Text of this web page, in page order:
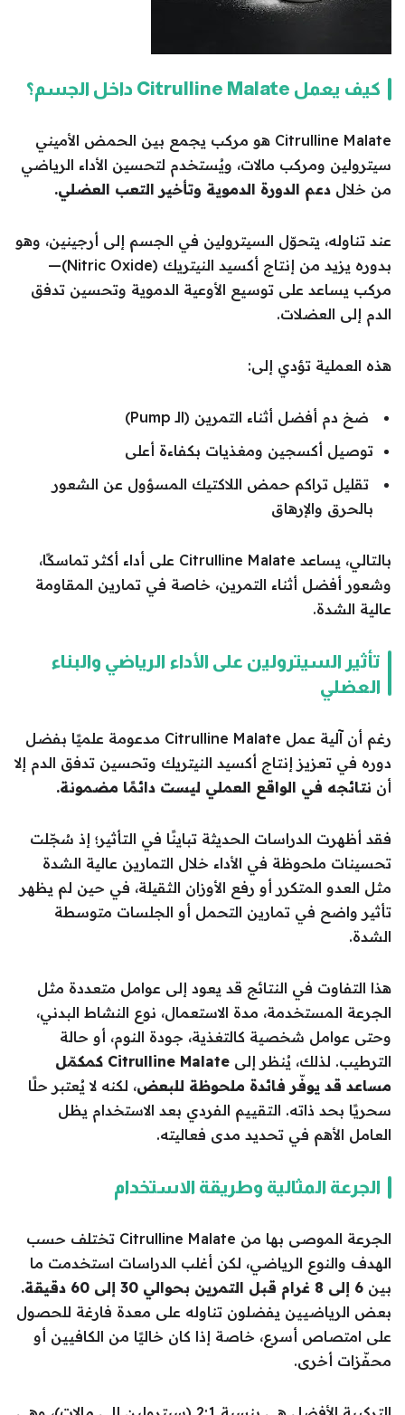
كيف يعمل Citrulline Malate داخل الجسم؟
Citrulline Malate هو مركب يجمع بين الحمض الأميني
سيترولين ومركب مالات، ويُستخدم لتحسين الأداء الرياضي
من خلال دعم الدورة الدموية وتأخير التعب العضلي.
عند تناوله، يتحوّل السيترولين في الجسم إلى أرجينين، وهو
بدوره يزيد من إنتاج أكسيد النيتريك (Nitric Oxide)—
مركب يساعد على توسيع الأوعية الدموية وتحسين تدفق
الدم إلى العضلات.
هذه العملية تؤدي إلى:
ضخ دم أفضل أثناء التمرين (الـ Pump)
توصيل أكسجين ومغذيات بكفاءة أعلى
تقليل تراكم حمض اللاكتيك المسؤول عن الشعور
بالحرق والإرهاق
بالتالي، يساعد Citrulline Malate على أداء أكثر تماسكًا،
وشعور أفضل أثناء التمرين، خاصة في تمارين المقاومة
عالية الشدة.
تأثير السيترولين على الأداء الرياضي والبناء
العضلي
رغم أن آلية عمل Citrulline Malate مدعومة علميًا بفضل
دوره في تعزيز إنتاج أكسيد النيتريك وتحسين تدفق الدم إلا
أن نتائجه في الواقع العملي ليست دائمًا مضمونة.
فقد أظهرت الدراسات الحديثة تباينًا في التأثير؛ إذ سُجّلت
تحسينات ملحوظة في الأداء خلال التمارين عالية الشدة
مثل العدو المتكرر أو رفع الأوزان الثقيلة، في حين لم يظهر
تأثير واضح في تمارين التحمل أو الجلسات متوسطة
الشدة.
هذا التفاوت في النتائج قد يعود إلى عوامل متعددة مثل
الجرعة المستخدمة، مدة الاستعمال، نوع النشاط البدني،
وحتى عوامل شخصية كالتغذية، جودة النوم، أو حالة
الترطيب. لذلك، يُنظر إلى
Citrulline Malate كمكمّل
مساعد قد يوفّر فائدة ملحوظة للبعض، لكنه لا يُعتبر حلًا
سحريًا بحد ذاته. التقييم الفردي بعد الاستخدام يظل
العامل الأهم في تحديد مدى فعاليته.
الجرعة المثالية وطريقة الاستخدام
الجرعة الموصى بها من Citrulline Malate تختلف حسب
الهدف والنوع الرياضي، لكن أغلب الدراسات استخدمت ما
بين 6 إلى 8 غرام قبل التمرين بحوالي 30 إلى 60 دقيقة.
بعض الرياضيين يفضلون تناوله على معدة فارغة للحصول
على امتصاص أسرع، خاصة إذا كان خاليًا من الكافيين أو
محفّزات أخرى.